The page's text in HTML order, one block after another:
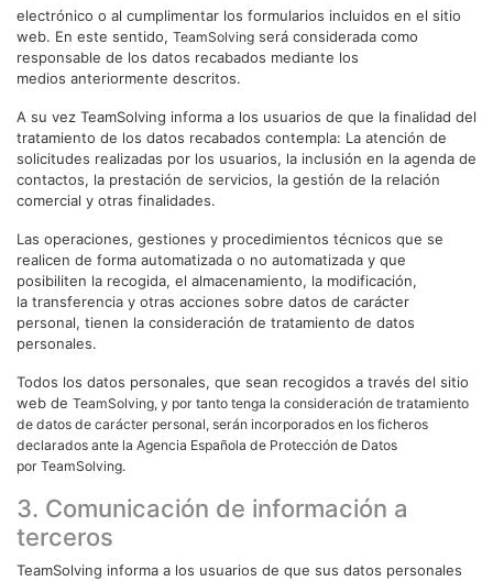
electrónico o al cumplimentar los formularios incluidos en el sitio
web. En este sentido, TeamSolving será considerada como
responsable de los datos recabados mediante los
medios anteriormente descritos.
A su vez TeamSolving informa a los usuarios de que la finalidad del
tratamiento de los datos recabados contempla: La atención de
solicitudes realizadas por los usuarios, la inclusión en la agenda de
contactos, la prestación de servicios, la gestión de la relación
comercial y otras finalidades.
Las operaciones, gestiones y procedimientos técnicos que se
realicen de forma automatizada o no automatizada y que
posibiliten la recogida, el almacenamiento, la modificación,
la transferencia y otras acciones sobre datos de carácter
personal, tienen la consideración de tratamiento de datos
personales.
Todos los datos personales, que sean recogidos a través del sitio
web de TeamSolving, y por tanto tenga la consideración de tratamiento
de datos de carácter personal, serán incorporados en los ficheros
declarados ante la Agencia Española de Protección de Datos
por TeamSolving.
3. Comunicación de información a
terceros
TeamSolving informa a los usuarios de que sus datos personales